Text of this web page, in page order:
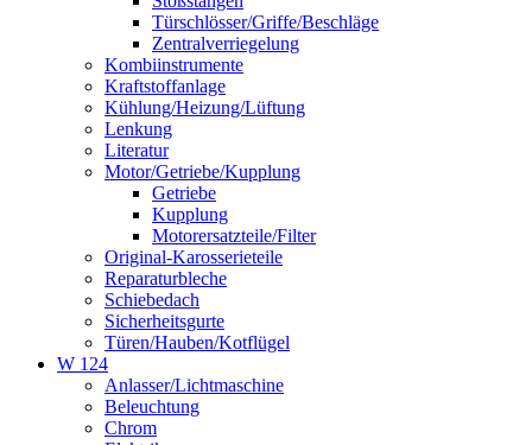
Türschlösser/Griffe/Beschläge
Zentralverriegelung
Kombiinstrumente
Kraftstoffanlage
Kühlung/Heizung/Lüftung
Lenkung
Literatur
Motor/Getriebe/Kupplung
Getriebe
Kupplung
Motorersatzteile/Filter
Original-Karosserieteile
Reparaturbleche
Schiebedach
Sicherheitsgurte
Türen/Hauben/Kotflügel
W 124
Anlasser/Lichtmaschine
Beleuchtung
Chrom